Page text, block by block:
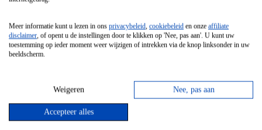
Vrijstaande Magnetron
Vrijstaande Kookplaat
Inbouw Gaskookplaat
Inbouw Keramische Kookplaat
Kookplaat Accessoires
Meer informatie kunt u lezen in ons privacybeleid, cookiebeleid en onze affiliate
disclaimer, of opent u de instellingen door te klikken op 'Nee, pas aan'. U kunt uw
toestemming op ieder moment weer wijzigen of intrekken via de knop linksonder in uw
beeldscherm.
Weigeren Nee, pas aan
Accepteer alles